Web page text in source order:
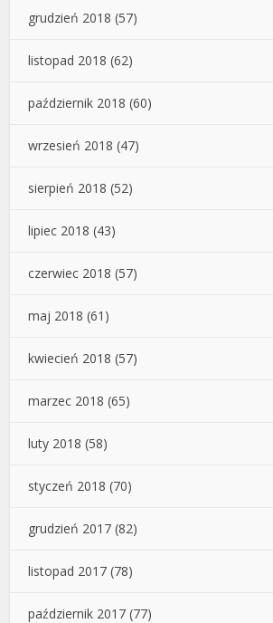
grudzień 2018 (57)
listopad 2018 (62)
październik 2018 (60)
wrzesień 2018 (47)
sierpień 2018 (52)
lipiec 2018 (43)
czerwiec 2018 (57)
maj 2018 (61)
kwiecień 2018 (57)
marzec 2018 (65)
luty 2018 (58)
styczeń 2018 (70)
grudzień 2017 (82)
listopad 2017 (78)
październik 2017 (77)